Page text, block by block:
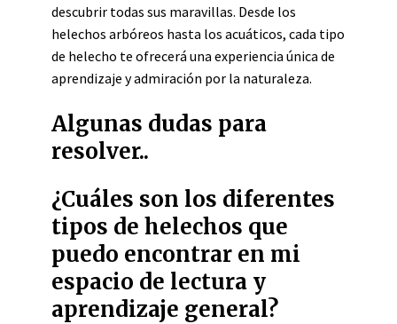
descubrir todas sus maravillas. Desde los
helechos arbóreos hasta los acuáticos, cada tipo
de helecho te ofrecerá una experiencia única de
aprendizaje y admiración por la naturaleza.
Algunas dudas para
resolver..
¿Cuáles son los diferentes
tipos de helechos que
puedo encontrar en mi
espacio de lectura y
aprendizaje general?